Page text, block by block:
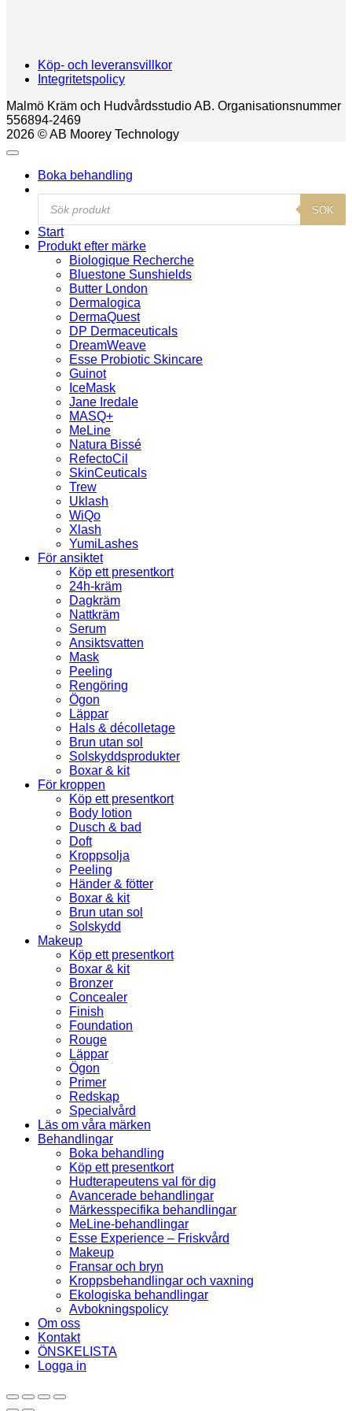
Köp- och leveransvillkor
Integritetspolicy
Malmö Kräm och Hudvårdsstudio AB. Organisationsnummer
556894-2469
2026 © AB Moorey Technology
Boka behandling
Products
search
SÖK
Start
Produkt efter märke
Biologique Recherche
Bluestone Sunshields
Butter London
Dermalogica
DermaQuest
DP Dermaceuticals
DreamWeave
Esse Probiotic Skincare
Guinot
IceMask
Jane Iredale
MASQ+
MeLine
Natura Bissé
RefectoCil
SkinCeuticals
Trew
Uklash
WiQo
Xlash
YumiLashes
För ansiktet
Köp ett presentkort
24h-kräm
Dagkräm
Nattkräm
Serum
Ansiktsvatten
Mask
Peeling
Rengöring
Ögon
Läppar
Hals & décolletage
Brun utan sol
Solskyddsprodukter
Boxar & kit
För kroppen
Köp ett presentkort
Body lotion
Dusch & bad
Doft
Kroppsolja
Peeling
Händer & fötter
Boxar & kit
Brun utan sol
Solskydd
Makeup
Köp ett presentkort
Boxar & kit
Bronzer
Concealer
Finish
Foundation
Rouge
Läppar
Ögon
Primer
Redskap
Specialvård
Läs om våra märken
Behandlingar
Boka behandling
Köp ett presentkort
Hudterapeutens val för dig
Avancerade behandlingar
Märkesspecifika behandlingar
MeLine-behandlingar
Esse Experience – Friskvård
Makeup
Fransar och bryn
Kroppsbehandlingar och vaxning
Ekologiska behandlingar
Avbokningspolicy
Om oss
Kontakt
ÖNSKELISTA
Logga in